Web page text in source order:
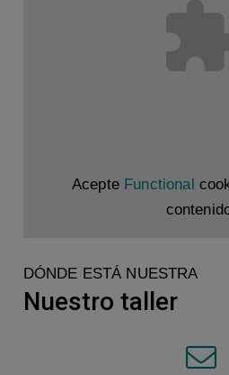
Acepte Functional
DÓNDE ESTÁ NUESTRA
Nuestro taller